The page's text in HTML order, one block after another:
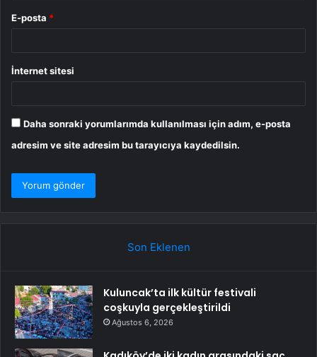
E-posta *
İnternet sitesi
Daha sonraki yorumlarımda kullanılması için adım, e-posta
adresim ve site adresim bu tarayıcıya kaydedilsin.
Son Eklenen
Kuluncak’ta ilk kültür festivali
coşkuyla gerçekleştirildi
Ağustos 6, 2026